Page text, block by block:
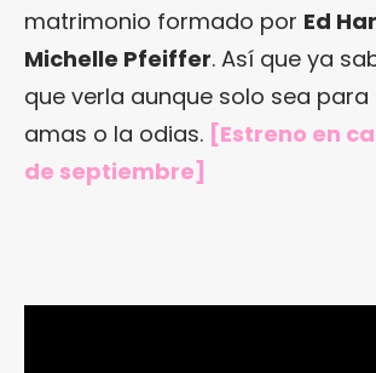
matrimonio formado por Ed
Michelle Pfeiffer. Así que ya
que verla aunque solo sea para
amas o la odias. [Estreno en
de septiembre]